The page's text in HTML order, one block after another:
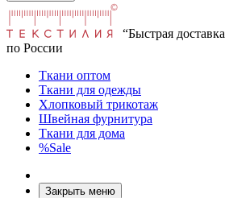
“Быстрая доставка
по России
Ткани оптом
Ткани для одежды
Хлопковый трикотаж
Швейная фурнитура
Ткани для дома
%Sale
Закрыть меню